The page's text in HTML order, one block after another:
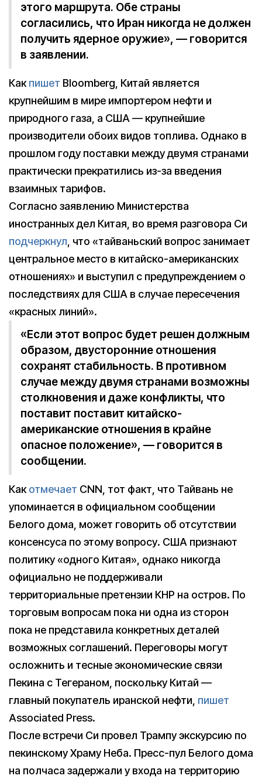
этого маршрута. Обе страны
согласились, что Иран никогда не должен
получить ядерное оружие», — говорится
в заявлении.
Какпишет Bloomberg, Китай является
крупнейшим в мире импортером нефти и
природного газа, а США — крупнейшие
производители обоих видов топлива. Однако в
прошлом году поставки между двумя странами
практически прекратились из-за введения
взаимных тарифов.
Согласно заявлению Министерства
иностранных дел Китая, во время разговора Си
подчеркнул, что «тайваньский вопрос занимает
центральное место в китайско-американских
отношениях» и выступил с предупреждением о
последствиях для США в случае пересечения
«красных линий».
«Если этот вопрос будет решен должным
образом, двусторонние отношения
сохранят стабильность. В противном
случае между двумя странами возможны
столкновения и даже конфликты, что
поставит поставит китайско-
американские отношения в крайне
опасное положение», — говорится в
сообщении.
Какотмечает CNN, тот факт, что Тайвань не
упоминается в официальном сообщении
Белого дома, может говорить об отсутствии
консенсуса по этому вопросу. США признают
политику «одного Китая», однако никогда
официально не поддерживали
территориальные претензии КНР на остров. По
торговым вопросам пока ни одна из сторон
пока не представила конкретных деталей
возможных соглашений. Переговоры могут
осложнить и тесные экономические связи
Пекина с Тегераном, поскольку Китай —
главный покупатель иранской нефти, пишет
Associated Press.
После встречи Си провел Трампу экскурсию по
пекинскому Храму Неба. Пресс-пул Белого дома
на полчаса задержали у входа на территорию